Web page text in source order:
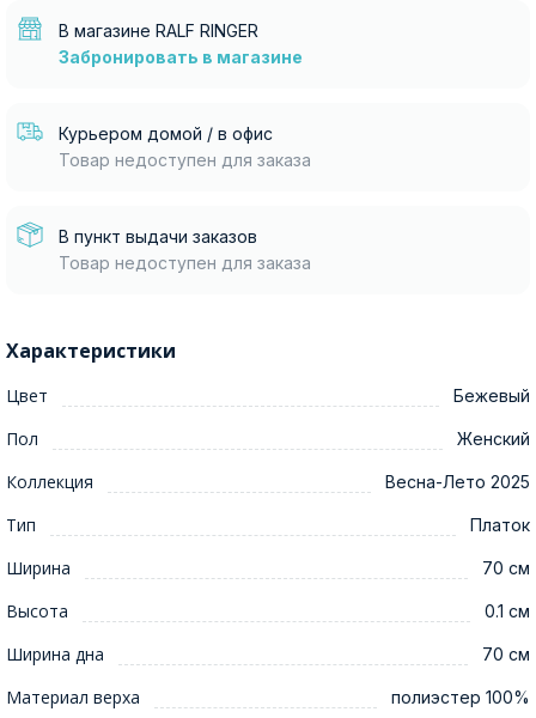
В магазине RALF RINGER
Забронировать в магазине
Курьером домой / в офис
Товар недоступен для заказа
В пункт выдачи заказов
Товар недоступен для заказа
Характеристики
Цвет Бежевый
Пол Женский
Коллекция Весна-Лето 2025
Тип Платок
Ширина 70 см
Высота 0.1 см
Ширина дна 70 см
Материал верха полиэстер 100%